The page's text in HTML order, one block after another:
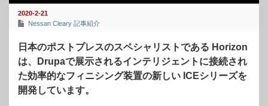
2020-2-21
Nessan Cleary 記事紹介
日本のポストプレスのスペシャリストである Horizo​​n
は、Drupaで展示されるインテリジェントに接続され
た効率的なフィニシング装置の新しい ICEシリーズを
開発しています。